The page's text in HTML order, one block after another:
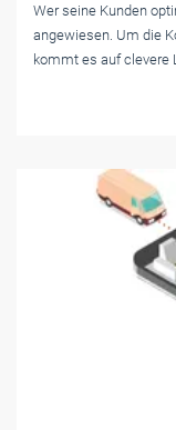
Wer seine Kunden
angewiesen. Um die
kommt es auf clevere